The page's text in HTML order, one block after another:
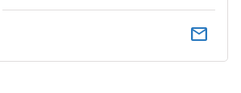
email